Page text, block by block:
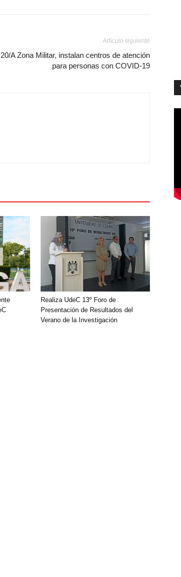
Artículo siguiente
A Zona Militar, instalan centros de atención
para personas con COVID-19
Realiza UdeC 13º Foro de
Presentación de Resultados del
Verano de la Investigación